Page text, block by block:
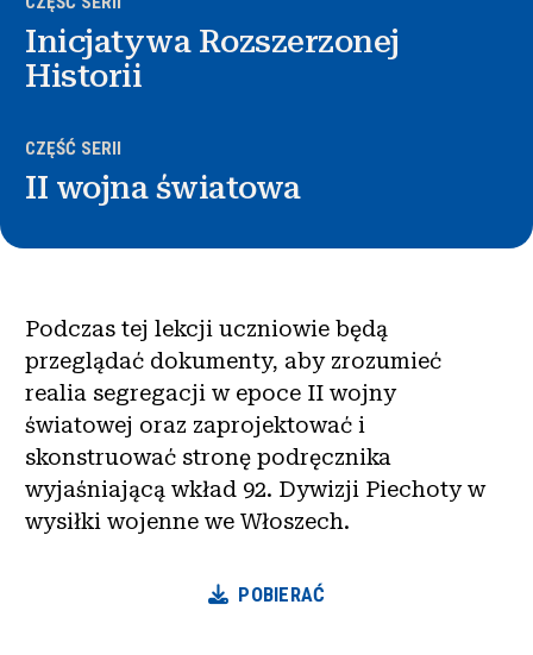
Inicjatywa Rozszerzonej
Historii
CZĘŚĆ SERII
II wojna światowa
Podczas tej lekcji uczniowie będą
przeglądać dokumenty, aby zrozumieć
realia segregacji w epoce II wojny
światowej oraz zaprojektować i
skonstruować stronę podręcznika
wyjaśniającą wkład 92. Dywizji Piechoty w
wysiłki wojenne we Włoszech.
POBIERAĆ